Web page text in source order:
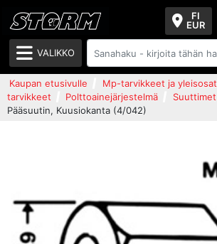
FI
EUR
VALIKKO
Kaupan etusivulle Mp-tarvikkeet ja yleisosat
tarvikkeet
Polttoainejärjestelmä Suuttimet
Pääsuutin, Kuusiokanta (4/042)